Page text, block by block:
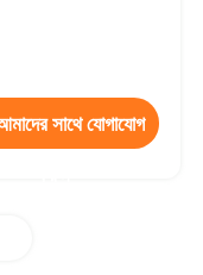
সাথে যোগাযোগ